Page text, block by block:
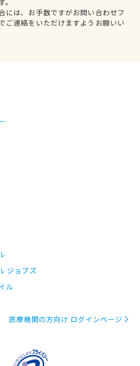
には、お手数ですがお問い合わせフ
ご連絡をいただけますようお願いい
ジョブズ
ル
医療機関の方向け ログインページ